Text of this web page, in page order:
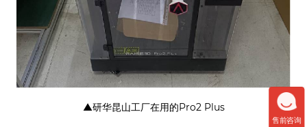
▲研华昆山工厂在用的Pro2 Plus
售前咨询